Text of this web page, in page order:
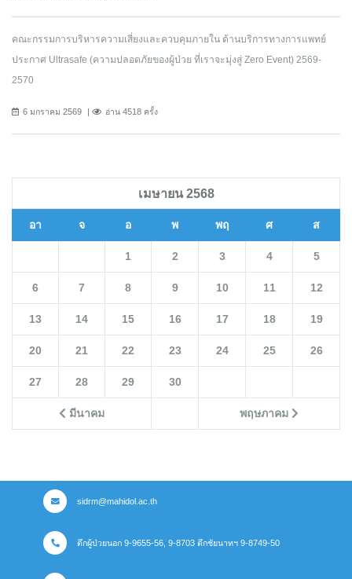
คณะกรรมการบริหารความเสี่ยงและควบคุมภายใน ด้านบริการทางการแพทย์
ประกาศ Ultrasafe (ความปลอดภัยของผู้ป่วย ที่เราจะมุ่งสู่ Zero Event) 2569-
2570
6 มกราคม 2569 อ่าน 4518 ครั้ง
เมษายน 2568
อา จ อ พ พฤ ศ ส
มีนาคม พฤษภาคม
1 2 3 4 5
6 7 8 9 10 11 12
13 14 15 16 17 18 19
20 21 22 23 24 25 26
27 28 29 30
sidrm@mahidol.ac.th
ตึกผู้ป่วยนอก 9-9655-56, 9-8703 ตึกชัยนาทฯ 9-8749-50